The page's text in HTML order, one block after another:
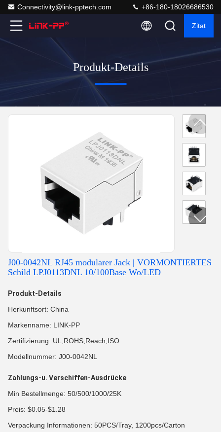
Connectivity@link-pptech.com +86-180-18026686530
Zitat
Produkt-Details
J00-0042NL RJ45 modularer Jack | VORMONTIERTES
Schild LPJ0113DNL 10/100Base Wo/LED
Produkt-Details
Herkunftsort: China
Markenname: LINK-PP
Zertifizierung: UL,ROHS,Reach,ISO
Modellnummer: J00-0042NL
Zahlungs-u. Verschiffen-Ausdrücke
Min Bestellmenge: 50/500/1000/25K
Preis: $0.05-$1.28
Verpackung Informationen: 50PCS/Tray, 1200pcs/Carton